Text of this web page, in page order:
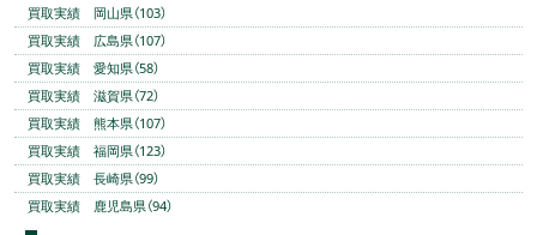
買取実績 岡山県（103）
買取実績 広島県（107）
買取実績 愛知県（58）
買取実績 滋賀県（72）
買取実績 熊本県（107）
買取実績 福岡県（123）
買取実績 長崎県（99）
買取実績 鹿児島県（94）